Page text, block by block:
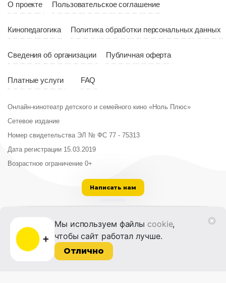
Мы используем файлы cookie,
чтобы сайт работал лучше.
Отлично
О проекте Пользовательское соглашение
Кинопедагогика Политика обработки персональных данных
Сведения об организации Публичная оферта
Платные услуги FAQ
Онлайн-кинотеатр детского и семейного кино «Ноль Плюс»
Сетевое издание
Номер свидетельства ЭЛ № ФС 77 - 75313
Дата регистрации 15.03.2019
Возрастное ограничение 0+
Написать нам
ООО «Институт развития кино и медиа»
Лицензия на образовательную деятельность
№ Л035-01215-72/00614094 от 30 августа
2022 г.
© 2014-2026 Фонд «Жизнь и Дело»